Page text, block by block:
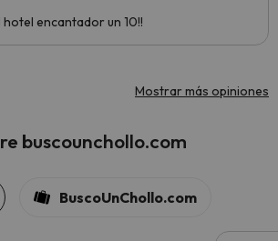
encantador un 10!!
Mostrar más opiniones
buscounchollo.com
BuscoUnChollo.com